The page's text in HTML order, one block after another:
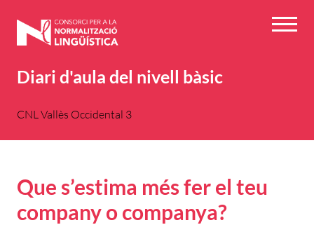
Diari d'aula del nivell bàsic
CNL Vallès Occidental 3
Que s’estima més fer el teu
company o companya?